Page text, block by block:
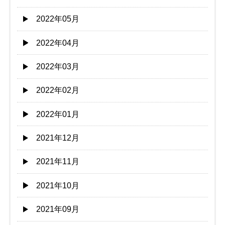
2022年05月
2022年04月
2022年03月
2022年02月
2022年01月
2021年12月
2021年11月
2021年10月
2021年09月